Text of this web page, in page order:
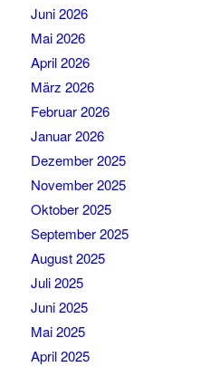
Juni 2026
Mai 2026
April 2026
März 2026
Februar 2026
Januar 2026
Dezember 2025
November 2025
Oktober 2025
September 2025
August 2025
Juli 2025
Juni 2025
Mai 2025
April 2025